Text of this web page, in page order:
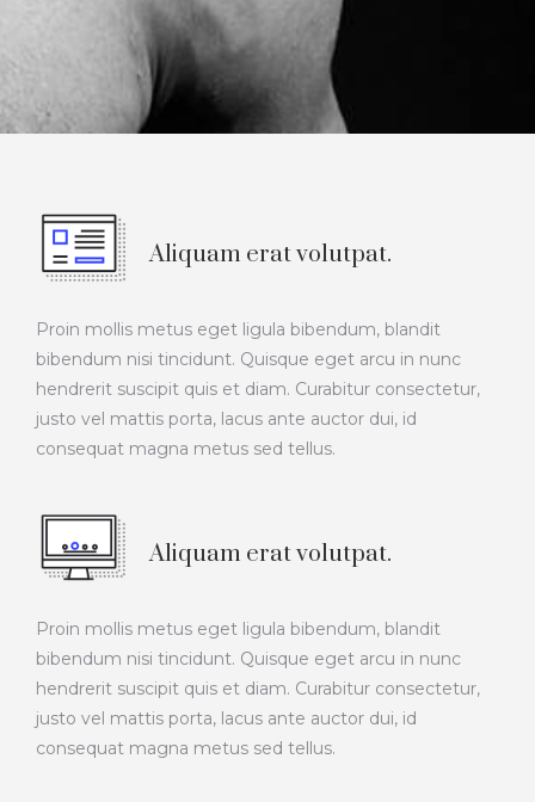
Aliquam erat volutpat.
Proin mollis metus eget ligula bibendum, blandit
bibendum nisi tincidunt. Quisque eget arcu in nunc
hendrerit suscipit quis et diam. Curabitur consectetur,
justo vel mattis porta, lacus ante auctor dui, id
consequat magna metus sed tellus.
Aliquam erat volutpat.
Proin mollis metus eget ligula bibendum, blandit
bibendum nisi tincidunt. Quisque eget arcu in nunc
hendrerit suscipit quis et diam. Curabitur consectetur,
justo vel mattis porta, lacus ante auctor dui, id
consequat magna metus sed tellus.